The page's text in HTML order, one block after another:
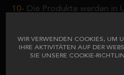
WIR VERWENDEN COOKIES, UM
IHRE AKTIVITÄTEN AUF DER
SIE UNSERE COOKIE-
Die Produkte werden in
geeigneten
Kühlkette der Lebensmittel